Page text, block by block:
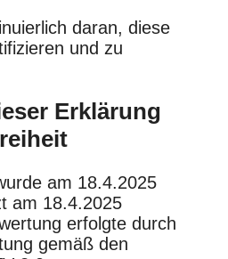
daran, diese
und zu
Erklärung
am 18.4.2025
am 18.4.2025
erfolgte durch
gemäß den